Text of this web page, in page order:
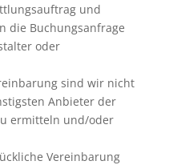
und
die Buchungsanfrage
oder
sind wir nicht
Anbieter der
ermitteln und/oder
Vereinbarung